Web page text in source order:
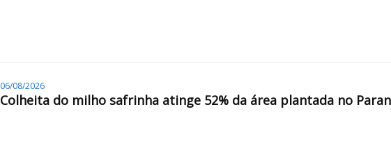
06/08/2026
Colheita do milho safrinha atinge 52% da área plantada no